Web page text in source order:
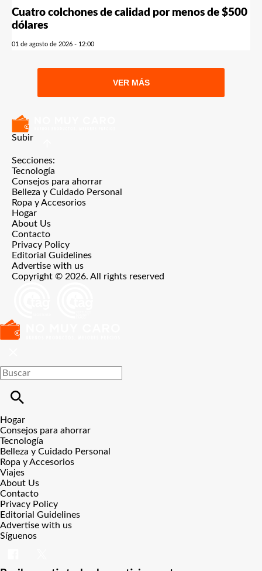
Cuatro colchones de calidad por menos de $500
dólares
01 de agosto de 2026 - 12:00
VER MÁS
Subir
Secciones:
Tecnología
Consejos para ahorrar
Belleza y Cuidado Personal
Ropa y Accesorios
Hogar
About Us
Contacto
Privacy Policy
Editorial Guidelines
Advertise with us
Copyright © 2026. All rights reserved
Hogar
Consejos para ahorrar
Tecnología
Belleza y Cuidado Personal
Ropa y Accesorios
Viajes
About Us
Contacto
Privacy Policy
Editorial Guidelines
Advertise with us
Síguenos